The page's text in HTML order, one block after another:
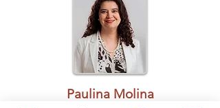
Paulina Molina